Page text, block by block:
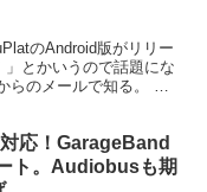
のAndroid版がリリー
とかいうので話題にな
からのメールで知る。
応！GarageBand
ト。Audiobusも期